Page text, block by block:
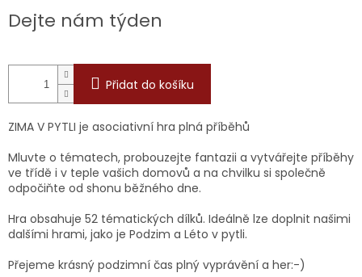
cena:
Dejte nám týden
Přidat do košíku
ZIMA V PYTLI je asociativní hra plná příběhů
Mluvte o tématech, probouzejte fantazii a vytvářejte příběhy
ve třídě i v teple vašich domovů a na chvilku si společně
odpočiňte od shonu běžného dne.
Hra obsahuje 52 tématických dílků. Ideálně lze doplnit našimi
dalšími hrami, jako je Podzim a Léto v pytli.
Přejeme krásný podzimní čas plný vyprávění a her:-)